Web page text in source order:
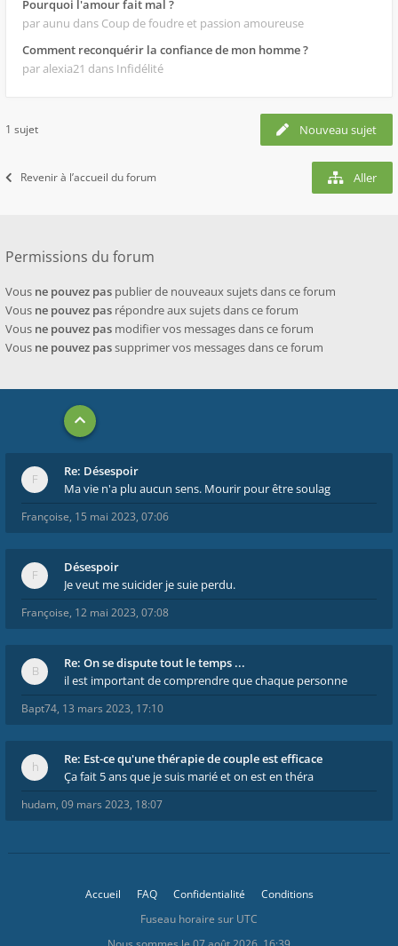
Pourquoi l'amour fait mal ?
par aunu dans Coup de foudre et passion amoureuse
Comment reconquérir la confiance de mon homme ?
par alexia21 dans Infidélité
Nouveau sujet
1 sujet
Revenir à l’accueil du forum Aller
Permissions du forum
Vous ne pouvez pas publier de nouveaux sujets dans ce forum
Vous ne pouvez pas répondre aux sujets dans ce forum
Vous ne pouvez pas modifier vos messages dans ce forum
Vous ne pouvez passupprimer vos messages dans ce forum
Re: Désespoir
Ma vie n'a plu aucun sens. Mourir pour être soulag
Françoise, 15 mai 2023, 07:06
Désespoir
Je veut me suicider je suie perdu.
Françoise, 12 mai 2023, 07:08
Re: On se dispute tout le temps ...
il est important de comprendre que chaque personne
Bapt74, 13 mars 2023, 17:10
Re: Est-ce qu'une thérapie de couple est efficace
Ça fait 5 ans que je suis marié et on est en théra
hudam, 09 mars 2023, 18:07
Accueil FAQ Confidentialité
Conditions
Fuseau horaire sur UTC